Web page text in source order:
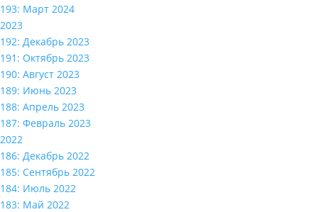
193: Март 2024
2023
192: Декабрь 2023
191: Октябрь 2023
190: Август 2023
189: Июнь 2023
188: Апрель 2023
187: Февраль 2023
2022
186: Декабрь 2022
185: Сентябрь 2022
184: Июль 2022
183: Май 2022